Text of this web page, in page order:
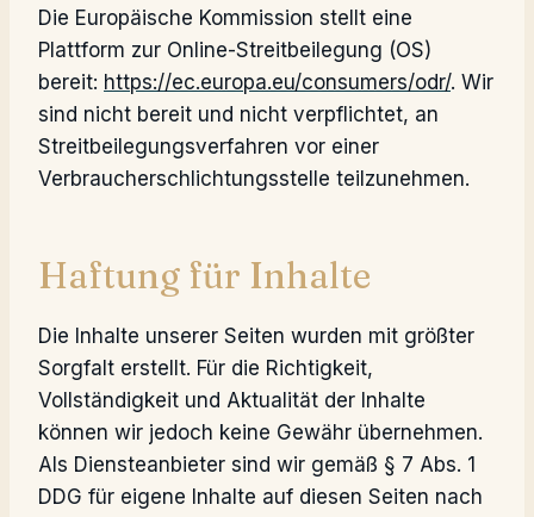
Die Europäische Kommission stellt eine
Plattform zur Online-Streitbeilegung (OS)
bereit: https://ec.europa.eu/consumers/odr/. Wir
sind nicht bereit und nicht verpflichtet, an
Streitbeilegungsverfahren vor einer
Verbraucherschlichtungsstelle teilzunehmen.
Haftung für Inhalte
Die Inhalte unserer Seiten wurden mit größter
Sorgfalt erstellt. Für die Richtigkeit,
Vollständigkeit und Aktualität der Inhalte
können wir jedoch keine Gewähr übernehmen.
Als Diensteanbieter sind wir gemäß § 7 Abs. 1
DDG für eigene Inhalte auf diesen Seiten nach